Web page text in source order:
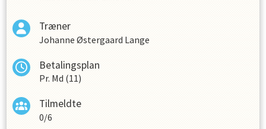
Træner
Johanne Østergaard Lange
Betalingsplan
Pr. Md (11)
Tilmeldte
0/6